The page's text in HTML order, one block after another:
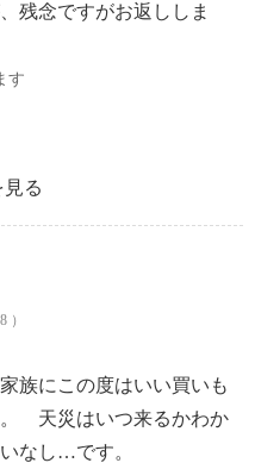
残念ですがお返ししま
す
る
）
族にこの度はいい買いも
。 天災はいつ来るかわか
なし…です。